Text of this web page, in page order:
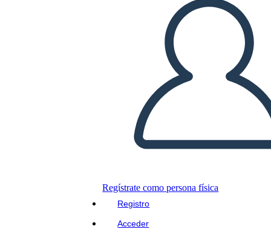
Regístrate como persona física
Registro
Acceder
CREAR UN GUIÓN GRÁFICO
JUEGO DE DIAPOSITIVAS
LEERME